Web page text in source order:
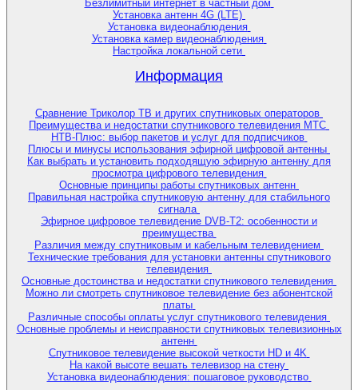
Безлимитный интернет в частный дом
Установка антенн 4G (LTE)
Установка видеонаблюдения
Установка камер видеонаблюдения
Настройка локальной сети
Информация
Сравнение Триколор ТВ и других спутниковых операторов
Преимущества и недостатки спутникового телевидения МТС
НТВ-Плюс: выбор пакетов и услуг для подписчиков
Плюсы и минусы использования эфирной цифровой антенны
Как выбрать и установить подходящую эфирную антенну для
просмотра цифрового телевидения
Основные принципы работы спутниковых антенн
Правильная настройка спутниковую антенну для стабильного
сигнала
Эфирное цифровое телевидение DVB-T2: особенности и
преимущества
Различия между спутниковым и кабельным телевидением
Технические требования для установки антенны спутникового
телевидения
Основные достоинства и недостатки спутникового телевидения
Можно ли смотреть спутниковое телевидение без абонентской
платы
Различные способы оплаты услуг спутникового телевидения
Основные проблемы и неисправности спутниковых телевизионных
антенн
Спутниковое телевидение высокой четкости HD и 4K
На какой высоте вешать телевизор на стену
Установка видеонаблюдения: пошаговое руководство